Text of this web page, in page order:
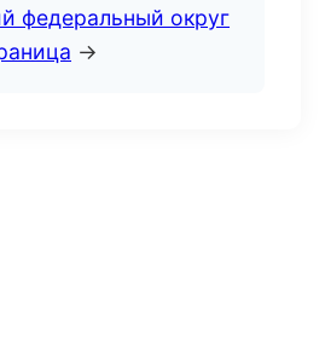
федеральный округ
→